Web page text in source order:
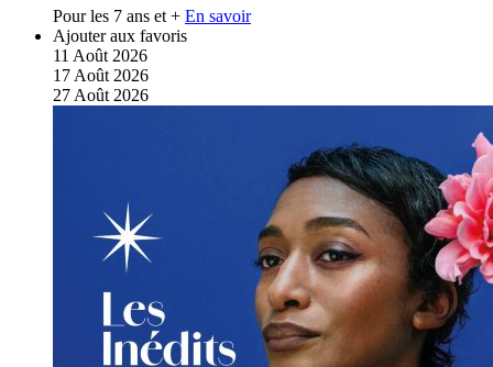
Pour les 7 ans et + En savoir
Ajouter aux favoris
11 Août 2026
17 Août 2026
27 Août 2026